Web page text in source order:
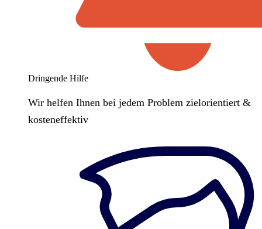
Dringende Hilfe
Wir helfen Ihnen bei jedem Problem zielorientiert &
kosteneffektiv